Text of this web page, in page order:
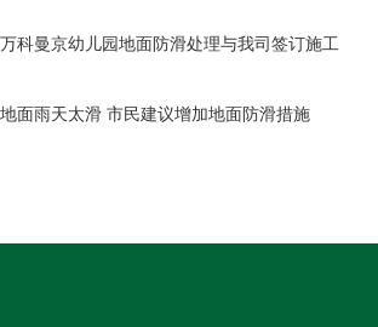
科曼京幼儿园地面防滑处理与我司签订施工
面雨天太滑 市民建议增加地面防滑措施